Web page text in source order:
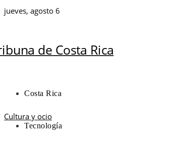
jueves, agosto 6
Costa Rica
Tecnología
Cultura y ocio